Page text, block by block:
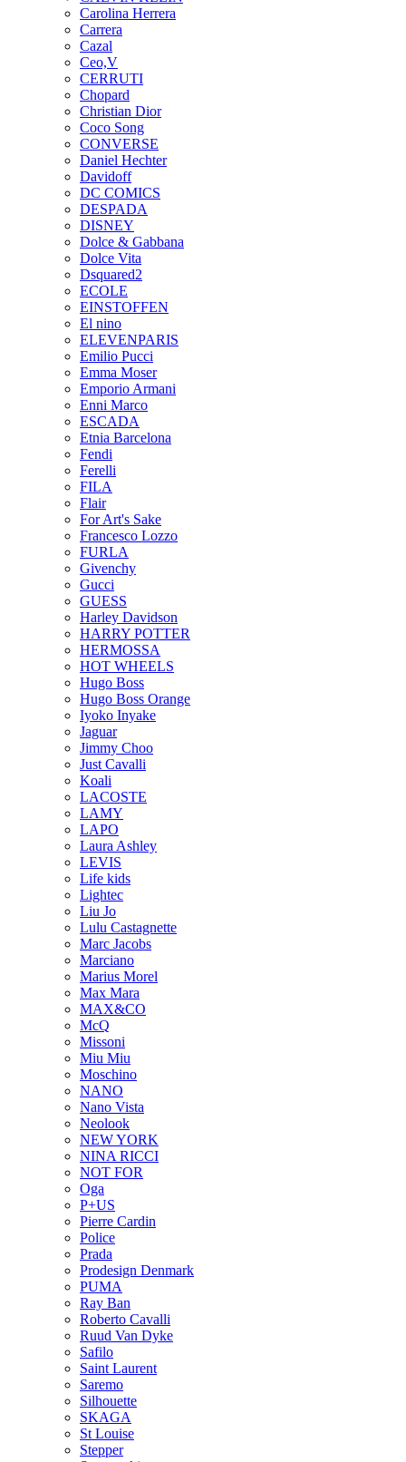
Carolina Herrera
Carrera
Cazal
Ceo,V
CERRUTI
Chopard
Christian Dior
Coco Song
CONVERSE
Daniel Hechter
Davidoff
DC COMICS
DESPADA
DISNEY
Dolce & Gabbana
Dolce Vita
Dsquared2
ECOLE
EINSTOFFEN
El nino
ELEVENPARIS
Emilio Pucci
Emma Moser
Emporio Armani
Enni Marco
ESCADA
Etnia Barcelona
Fendi
Ferelli
FILA
Flair
For Art's Sake
Francesco Lozzo
FURLA
Givenchy
Gucci
GUESS
Harley Davidson
HARRY POTTER
HERMOSSA
HOT WHEELS
Hugo Boss
Hugo Boss Orange
Iyoko Inyake
Jaguar
Jimmy Choo
Just Cavalli
Koali
LACOSTE
LAMY
LAPO
Laura Ashley
LEVIS
Life kids
Lightec
Liu Jo
Lulu Castagnette
Marc Jacobs
Marciano
Marius Morel
Max Mara
MAX&CO
McQ
Missoni
Miu Miu
Moschino
NANO
Nano Vista
Neolook
NEW YORK
NINA RICCI
NOT FOR
Oga
P+US
Pierre Cardin
Police
Prada
Prodesign Denmark
PUMA
Ray Ban
Roberto Cavalli
Ruud Van Dyke
Safilo
Saint Laurent
Saremo
Silhouette
SKAGA
St Louise
Stepper